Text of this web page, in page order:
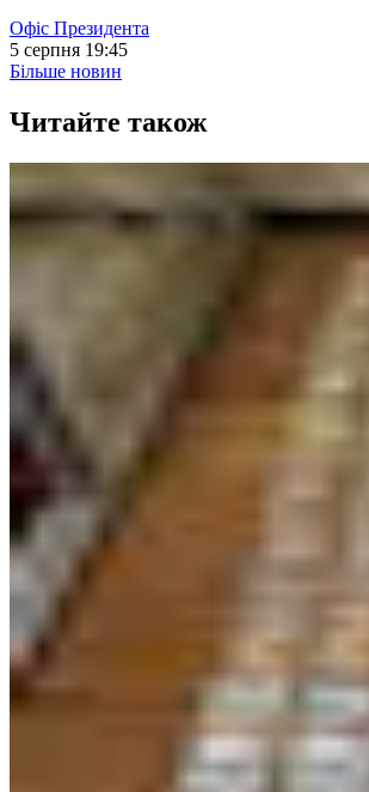
Офіс Президента
5 серпня 19:45
Більше новин
Читайте також